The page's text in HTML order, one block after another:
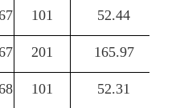
101 52.44
201 165.97
101 52.31